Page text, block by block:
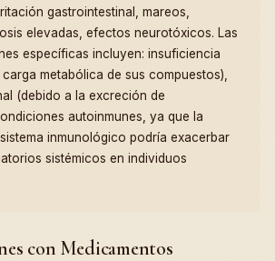
gastrointestinal, mareos,
elevadas, efectos neurotóxicos. Las
específicas incluyen: insuficiencia
metabólica de sus compuestos),
(debido a la excreción de
autoinmunes, ya que la
inmunológico podría exacerbar
sistémicos en individuos
con Medicamentos